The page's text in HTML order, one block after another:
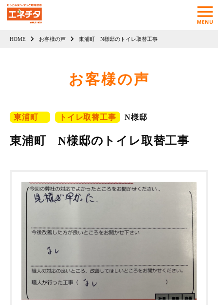
HOME お客様の声 東浦町 N様邸のトイレ取替工事
お客様の声
東浦町 トイレ取替工事 N様邸
東浦町 N様邸のトイレ取替工事